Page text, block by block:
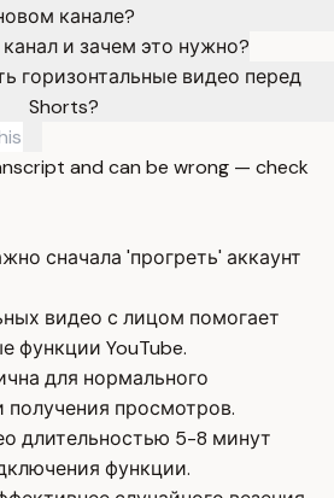
канале?
и зачем это нужно?
горизонтальные видео перед
Shorts?
and can be wrong — check
сначала 'прогреть' аккаунт
видео с лицом помогает
функции YouTube.
для нормального
просмотров.
длительностью 5-8 минут
функции.